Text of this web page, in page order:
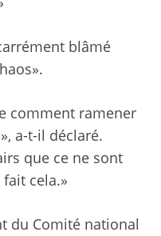
blâmé
comment ramener
a-t-il déclaré.
que ce ne sont
cela.»
du Comité national